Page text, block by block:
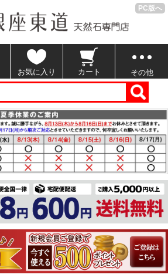
PC版へ
お気に入り カート その他